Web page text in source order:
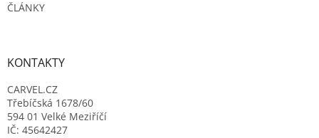
ČLÁNKY
KONTAKTY
CARVEL.CZ
Třebíčská 1678/60
594 01 Velké Meziříčí
IČ: 45642427